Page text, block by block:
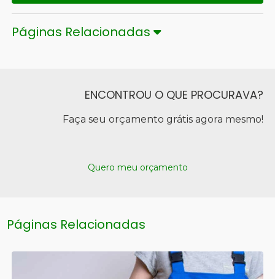
Páginas Relacionadas
ENCONTROU O QUE PROCURAVA?
Faça seu orçamento grátis agora mesmo!
Quero meu orçamento
Páginas Relacionadas